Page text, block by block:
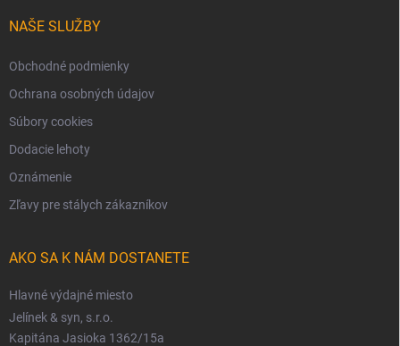
NAŠE SLUŽBY
Obchodné podmienky
Ochrana osobných údajov
Súbory cookies
Dodacie lehoty
Oznámenie
Zľavy pre stálych zákazníkov
AKO SA K NÁM DOSTANETE
Hlavné výdajné miesto
Jelínek & syn, s.r.o.
Kapitána Jasioka 1362/15a